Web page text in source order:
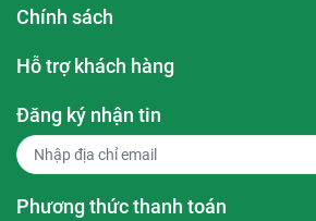
Chính sách
Hỗ trợ khách hàng
Đăng ký nhận tin
Phương thức thanh toán